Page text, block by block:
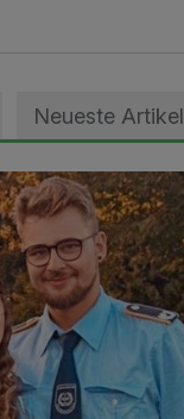
Neueste Artikel
leben